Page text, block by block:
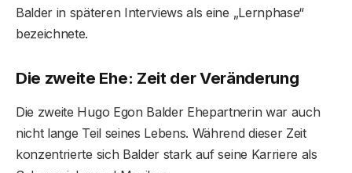
Balder in späteren Interviews als eine „Lernphase“
bezeichnete.
Die zweite Ehe: Zeit der Veränderung
Die zweite Hugo Egon Balder Ehepartnerin war auch
nicht lange Teil seines Lebens. Während dieser Zeit
konzentrierte sich Balder stark auf seine Karriere als